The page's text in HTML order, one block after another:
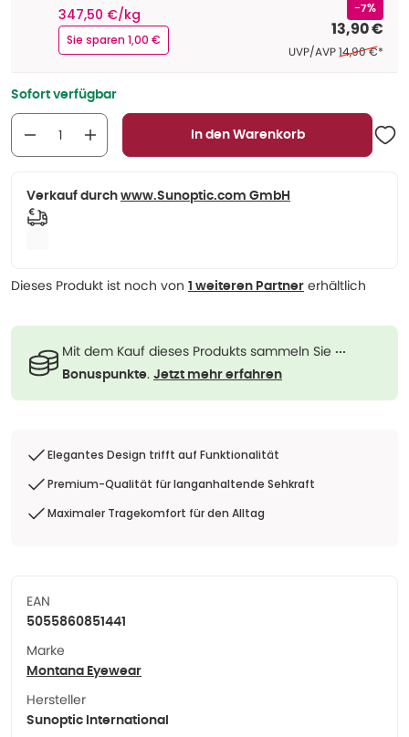
347,50 €/kg
Sie sparen 1,00 €
-7%
13,90 €
UVP/AVPEhemaliger
14,90 €*
Sofort verfügbar
In den Warenkorb
Verkauf durch www.Sunoptic.com GmbH
Dieses Produkt ist noch von 1 weiteren Partner erhältlich
Mit dem Kauf dieses Produkts sammeln Sie ···
Bonuspunkte. Jetzt mehr erfahren
Elegantes Design trifft auf Funktionalität
Premium-Qualität für langanhaltende Sehkraft
Maximaler Tragekomfort für den Alltag
EAN
5055860851441
Marke
Montana Eyewear
Hersteller
Sunoptic International